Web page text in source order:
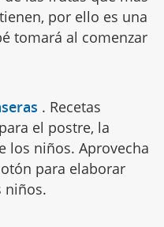
por ello es una
tomará al comenzar
. Recetas
el postre, la
los niños. Aprovecha
para elaborar
niños.